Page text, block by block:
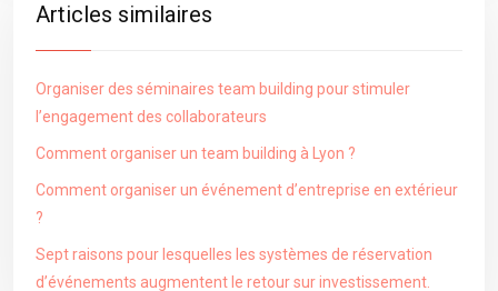
Articles similaires
Organiser des séminaires team building pour stimuler
l’engagement des collaborateurs
Comment organiser un team building à Lyon ?
Comment organiser un événement d’entreprise en extérieur
?
Sept raisons pour lesquelles les systèmes de réservation
d’événements augmentent le retour sur investissement.